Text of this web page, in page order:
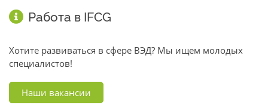
Работа в IFCG
Хотите развиваться в сфере ВЭД? Мы ищем молодых
специалистов!
Наши вакансии